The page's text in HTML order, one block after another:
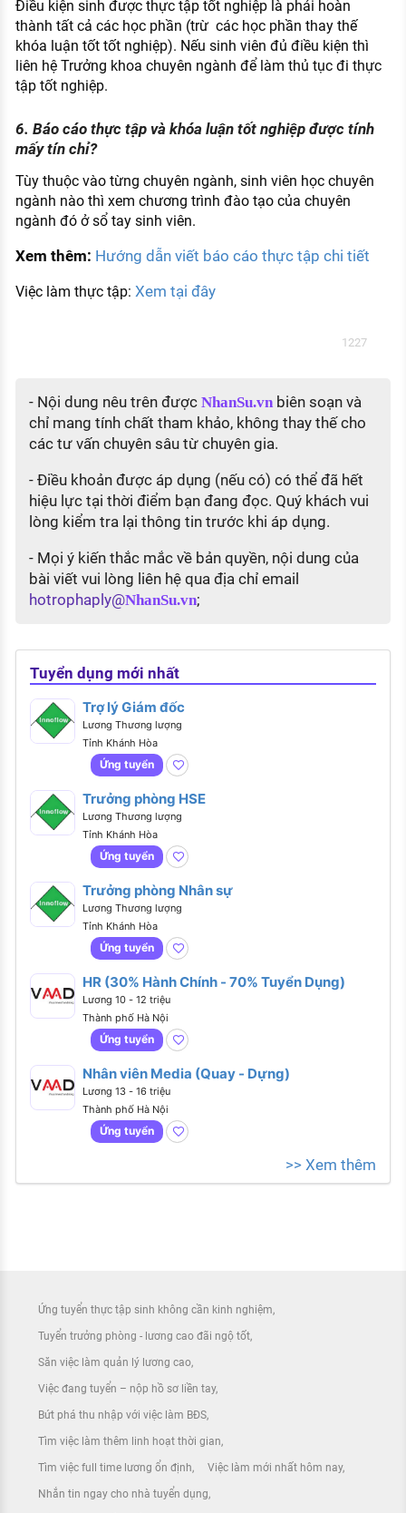
Điều kiện sinh được thực tập tốt nghiệp là phải hoàn
thành tất cả các học phần (trừ các học phần thay thế
khóa luận tốt tốt nghiệp). Nếu sinh viên đủ điều kiện thì
liên hệ Trưởng khoa chuyên ngành để làm thủ tục đi thực
tập tốt nghiệp.
6. Báo cáo thực tập và khóa luận tốt nghiệp được tính
mấy tín chỉ?
Tùy thuộc vào từng chuyên ngành, sinh viên học chuyên
ngành nào thì xem chương trình đào tạo của chuyên
ngành đó ở sổ tay sinh viên.
Xem thêm: Hướng dẫn viết báo cáo thực tập chi tiết
Việc làm thực tập: Xem tại đây
1227
- Nội dung nêu trên được NhanSu.vnbiên soạn và
chỉ mang tính chất tham khảo, không thay thế cho
các tư vấn chuyên sâu từ chuyên gia.
- Điều khoản được áp dụng (nếu có) có thể đã hết
hiệu lực tại thời điểm bạn đang đọc. Quý khách vui
lòng kiểm tra lại thông tin trước khi áp dụng.
- Mọi ý kiến thắc mắc về bản quyền, nội dung của
bài viết vui lòng liên hệ qua địa chỉ email
hotrophaply@NhanSu.vn;
Tuyển dụng mới nhất
Trợ lý Giám đốc
Lương Thương lượng
Tỉnh Khánh Hòa
Ứng tuyển
Trưởng phòng HSE
Lương Thương lượng
Tỉnh Khánh Hòa
Ứng tuyển
Trưởng phòng Nhân sự
Lương Thương lượng
Tỉnh Khánh Hòa
Ứng tuyển
HR (30% Hành Chính - 70% Tuyển Dụng)
Lương 10 - 12 triệu
Thành phố Hà Nội
Ứng tuyển
Nhân viên Media (Quay - Dựng)
Lương 13 - 16 triệu
Thành phố Hà Nội
Ứng tuyển
>> Xem thêm
Ứng tuyển thực tập sinh không cần kinh nghiệm
Tuyển trưởng phòng - lương cao đãi ngộ tốt
Săn việc làm quản lý lương cao
Việc đang tuyển – nộp hồ sơ liền tay
Bứt phá thu nhập với việc làm BĐS
Tìm việc làm thêm linh hoạt thời gian
Tìm việc full time lương ổn định Việc làm mới nhất hôm nay
Nhắn tin ngay cho nhà tuyển dụng